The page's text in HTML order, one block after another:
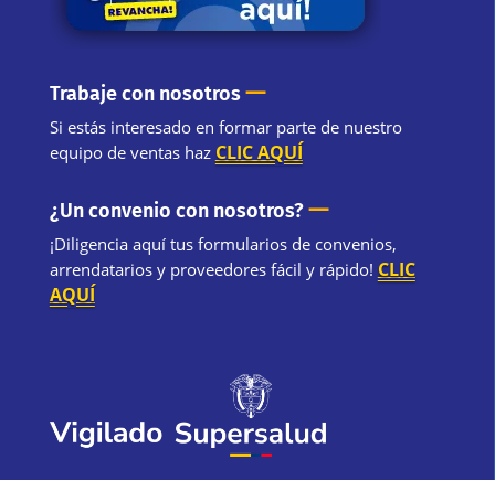
Trabaje con nosotros—
Si estás interesado en formar parte de nuestro
equipo de ventas haz CLIC AQUÍ
¿Un convenio con nosotros?—
¡Diligencia aquí tus formularios de convenios,
arrendatarios y proveedores fácil y rápido! CLIC
AQUÍ